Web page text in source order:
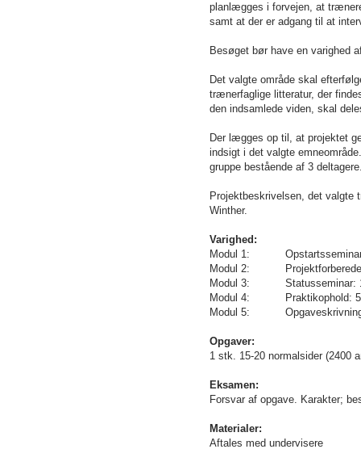
planlægges i forvejen, at
samt at der er adgang til at
Besøget bør have en varighed
Det valgte område skal
trænerfaglige litteratur, der
den indsamlede viden, skal
Der lægges op til, at projektet
indsigt i det valgte
gruppe bestående af 3
Projektbeskrivelsen, det
Winther.
Varighed:
Modul 1: Opstartsseminar:
Modul 2:
Modul 3: Statusseminar: 1
Modul 4: Praktikophold: 5
Modul 5: Opgaveskrivning:
Opgaver:
1 stk. 15-20 normalsider (2400
Eksamen:
Forsvar af opgave. Karakter;
Materialer:
Aftales med undervisere